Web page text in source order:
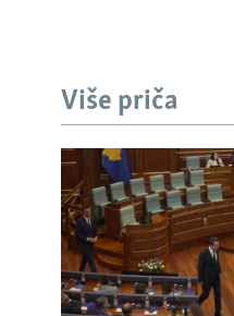
NASTANAK I RASPAD JUGOSLAVIJE
Više priča